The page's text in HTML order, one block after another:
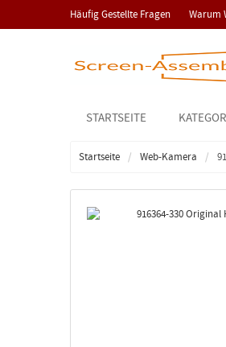
Häufig Gestellte Fragen Warum
STARTSEITE
Startseite Web-Kamera